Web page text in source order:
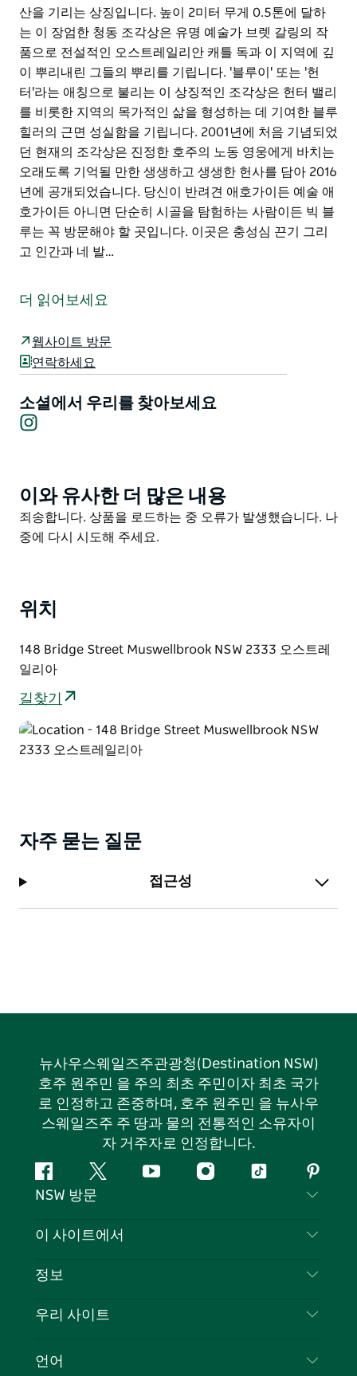
산을 기리는 상징입니다. 높이 2미터 무게 0.5톤에 달하
는 이 장엄한 청동 조각상은 유명 예술가 브렛 갈링의 작
품으로 전설적인 오스트레일리안 캐틀 독과 이 지역에 깊
이 뿌리내린 그들의 뿌리를 기립니다. '블루이' 또는 '헌
터'라는 애칭으로 불리는 이 상징적인 조각상은 헌터 밸리
를 비롯한 지역의 목가적인 삶을 형성하는 데 기여한 블루
힐러의 근면 성실함을 기립니다. 2001년에 처음 기념되었
던 현재의 조각상은 진정한 호주의 노동 영웅에게 바치는
오래도록 기억될 만한 생생하고 생생한 헌사를 담아 2016
년에 공개되었습니다. 당신이 반려견 애호가이든 예술 애
호가이든 아니면 단순히 시골을 탐험하는 사람이든 빅 블
루는 꼭 방문해야 할 곳입니다. 이곳은 충성심 끈기 그리
고 인간과 네 발…
블루는 단순한 조각상이 아닙니다. 호주 시골의 심장과 유
품으로 전설적인 오스트레일리안 캐틀 독과 이 지역에 깊
이 뿌리내린 그들의 뿌리를 기립니다.
'블루이' 또는 '헌터'라는 애칭으로 불리는 이 상징적인 조
각상은 헌터 밸리를 비롯한 지역의 목가적인 삶을 형성하
한 헌사를 담아 2016년에 공개되었습니다.
당신이 반려견 애호가이든 예술 애호가이든 아니면 단순
히 시골을 탐험하는 사람이든 빅 블루는 꼭 방문해야 할
더 읽어보세요
웹사이트 방문
연락하세요
소셜에서 우리를 찾아보세요
Product
List
이와 유사한 더 많은 내용
Product
List
죄송합니다. 상품을 로드하는 중 오류가 발생했습니다. 나
중에 다시 시도해 주세요.
위치
148 Bridge Street Muswellbrook NSW 2333 오스트레
일리아
길찾기
자주 묻는 질문
접근성
뉴사우스웨일즈주관광청(Destination NSW)
호주 원주민 을 주의 최초 주민이자 최초 국가
로 인정하고 존중하며, 호주 원주민 을 뉴사우
스웨일즈주 주 땅과 물의 전통적인 소유자이
자 거주자로 인정합니다.
페
이
북
지
다
유
인
틱
핀
터
스
NSW 방문
문의하기
쿠키 고지
이 사이트에서
목적지
이벤트
정보
여행 정보
뉴사우스웨일즈주 의 사업
우리 사이트
언어